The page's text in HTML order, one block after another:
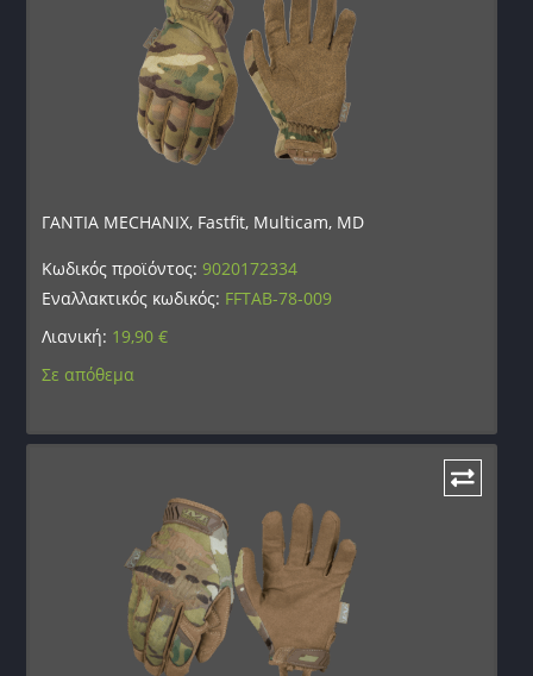
ΓΑΝΤΙΑ MECHANIX, Fastfit, Multicam, MD
Κωδικός προϊόντος:9020172334
Εναλλακτικός κωδικός: FFTAB-78-009
Λιανική: 19,90€
Σε απόθεμα